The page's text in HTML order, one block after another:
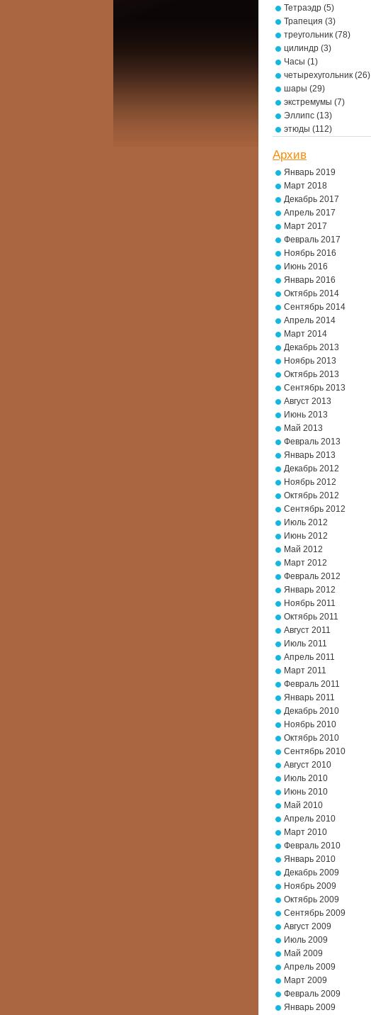
Тетраэдр (5)
Трапеция (3)
треугольник (78)
цилиндр (3)
Часы (1)
четырехугольник (26)
шары (29)
экстремумы (7)
Эллипс (13)
этюды (112)
Архив
Январь 2019
Март 2018
Декабрь 2017
Апрель 2017
Март 2017
Февраль 2017
Ноябрь 2016
Июнь 2016
Январь 2016
Октябрь 2014
Сентябрь 2014
Апрель 2014
Март 2014
Декабрь 2013
Ноябрь 2013
Октябрь 2013
Сентябрь 2013
Август 2013
Июнь 2013
Май 2013
Февраль 2013
Январь 2013
Декабрь 2012
Ноябрь 2012
Октябрь 2012
Сентябрь 2012
Июль 2012
Июнь 2012
Май 2012
Март 2012
Февраль 2012
Январь 2012
Ноябрь 2011
Октябрь 2011
Август 2011
Июль 2011
Апрель 2011
Март 2011
Февраль 2011
Январь 2011
Декабрь 2010
Ноябрь 2010
Октябрь 2010
Сентябрь 2010
Август 2010
Июль 2010
Июнь 2010
Май 2010
Апрель 2010
Март 2010
Февраль 2010
Январь 2010
Декабрь 2009
Ноябрь 2009
Октябрь 2009
Сентябрь 2009
Август 2009
Июль 2009
Май 2009
Апрель 2009
Март 2009
Февраль 2009
Январь 2009